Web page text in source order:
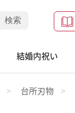
検索
結婚内祝い
台所刃物